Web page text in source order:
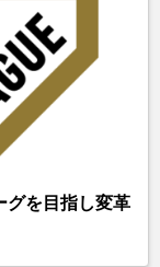
グを目指し変革